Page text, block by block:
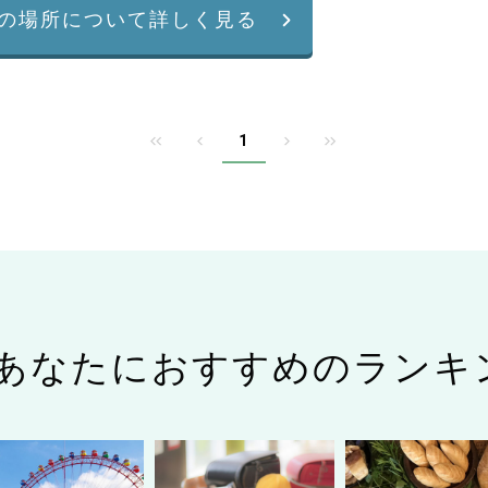
場所について詳しく見る
1
なたにおすすめのランキ